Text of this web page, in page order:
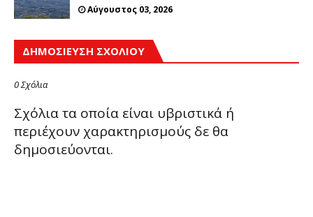
Αύγουστος 03, 2026
ΔΗΜΟΣΊΕΥΣΗ ΣΧΟΛΊΟΥ
0 Σχόλια
Σχόλια τα οποία είναι υβριστικά ή
περιέχουν χαρακτηρισμούς δε θα
δημοσιεύονται.